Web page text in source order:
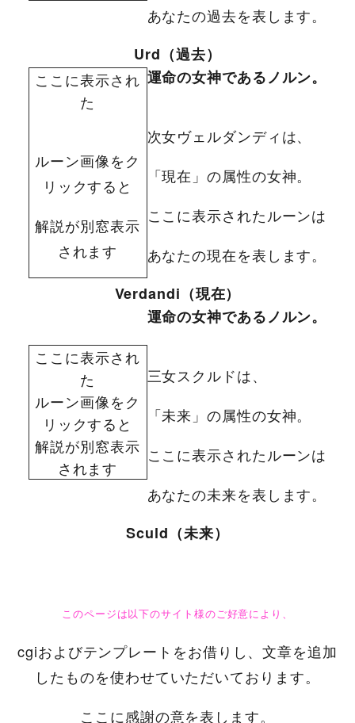
あなたの過去を表します。
Urd（過去）
ここに表示され
た
ルーン画像をク
リックすると
解説が別窓表示
されます
運命の女神であるノルン。
次女ヴェルダンディは、
「現在」の属性の女神。
ここに表示されたルーンは
あなたの現在を表します。
Verdandi（現在）
ここに表示され
た
ルーン画像をク
リックすると
解説が別窓表示
されます
運命の女神であるノルン。
三女スクルドは、
「未来」の属性の女神。
ここに表示されたルーンは
あなたの未来を表します。
Sculd（未来）
このページは以下のサイト様のご好意により、
cgiおよびテンプレートをお借りし、文章を追加
したものを使わせていただいております。
ここに感謝の意を表します。